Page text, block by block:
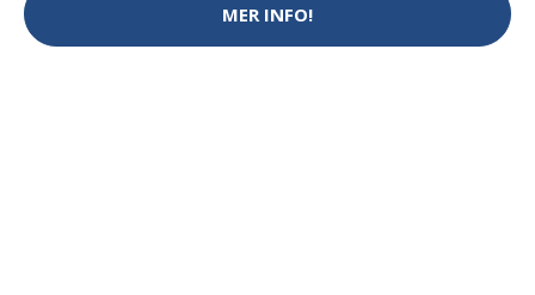
MER INFO!